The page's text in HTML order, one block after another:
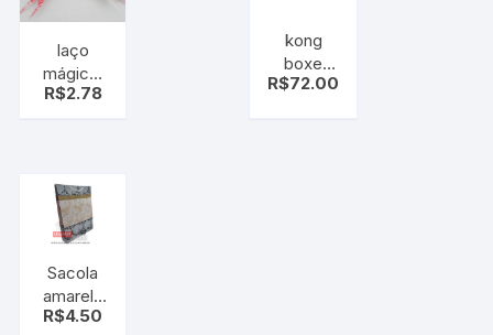
laço
mágico,
laço fácil,
pt c/10
uni
R$2.78
kong
boxe
urso de
R$72.00
Sacola
amarelo
24cm x
R$4.50